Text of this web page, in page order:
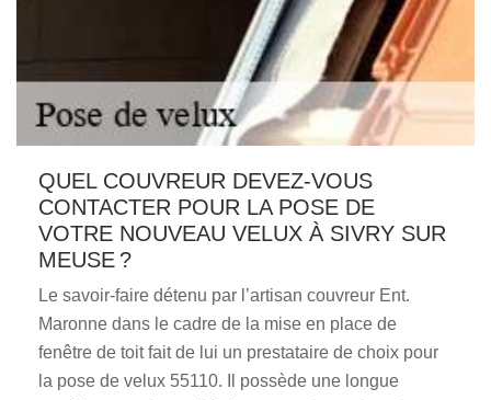
QUEL COUVREUR DEVEZ-VOUS
CONTACTER POUR LA POSE DE
VOTRE NOUVEAU VELUX À SIVRY SUR
MEUSE ?
Le savoir-faire détenu par l’artisan couvreur Ent.
Maronne dans le cadre de la mise en place de
fenêtre de toit fait de lui un prestataire de choix pour
la pose de velux 55110. Il possède une longue